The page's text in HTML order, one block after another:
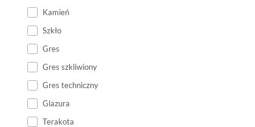
Kamień
Szkło
Gres
Gres szkliwiony
Gres techniczny
Glazura
Terakota